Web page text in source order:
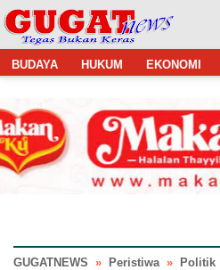
BUDAYA HUKUM EKONOMI
GUGATNEWS » Peristiwa » Politik